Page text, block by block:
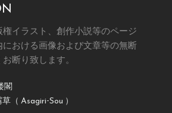
イラスト、創作小説等のページ
における画像および文章等の無断
断り致します。
閣
（ Asagiri-Sou ）